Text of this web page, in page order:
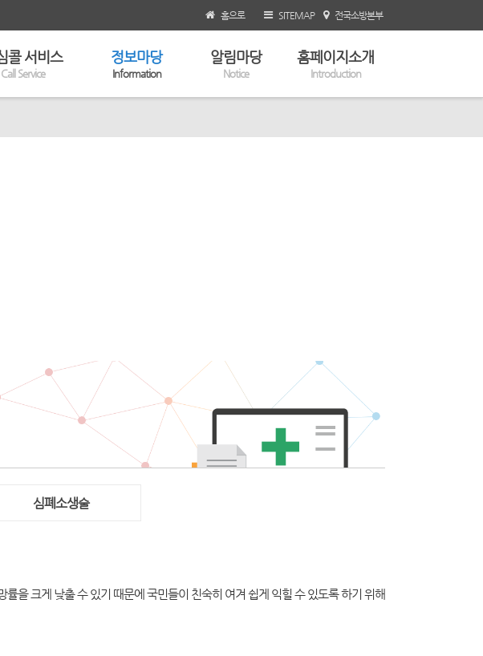
홈으로 SITEMAP 전국소방본부
콜 서비스
Service
정보마당
Information
알림마당
Notice
홈페이지소개
Introduction
심폐소생술
을 크게 낮출 수 있기 때문에 국민들이 친숙히 여겨 쉽게 익힐 수 있도록 하기 위해